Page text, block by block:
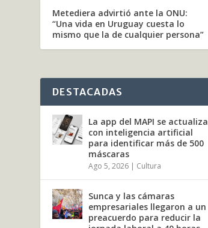
Metediera advirtió ante la ONU:
“Una vida en Uruguay cuesta lo
mismo que la de cualquier persona”
DESTACADAS
La app del MAPI se actualiza
con inteligencia artificial
para identificar más de 500
máscaras
Ago 5, 2026 | Cultura
Sunca y las cámaras
empresariales llegaron a un
preacuerdo para reducir la